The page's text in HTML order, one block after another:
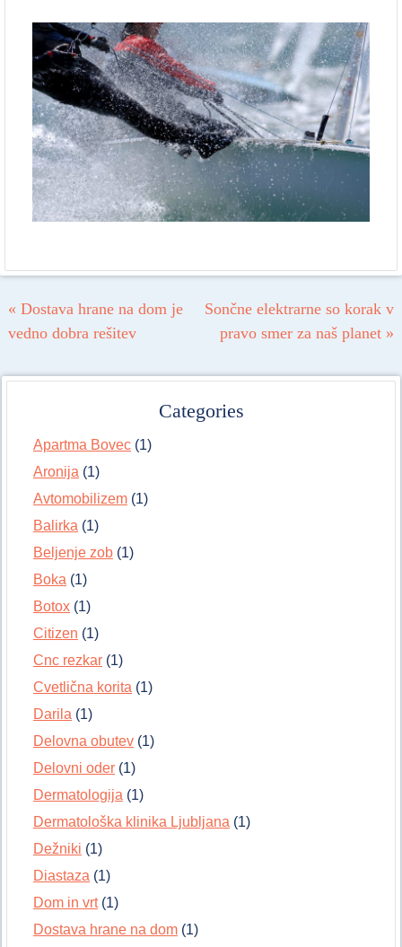
Post navigation
« Dostava hrane na dom je
vedno dobra rešitev
Sončne elektrarne so korak v
pravo smer za naš planet »
Categories
Apartma Bovec (1)
Aronija (1)
Avtomobilizem (1)
Balirka (1)
Beljenje zob (1)
Boka (1)
Botox (1)
Citizen (1)
Cnc rezkar (1)
Cvetlična korita (1)
Darila (1)
Delovna obutev (1)
Delovni oder (1)
Dermatologija (1)
Dermatološka klinika Ljubljana (1)
Dežniki (1)
Diastaza (1)
Dom in vrt(1)
Dostava hrane na dom (1)